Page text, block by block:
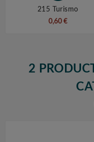
215 Turismo
0,60 €
2